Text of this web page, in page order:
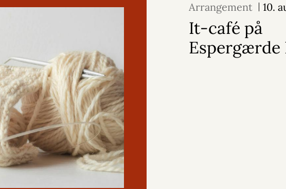
Arrangement 10.
It-café på